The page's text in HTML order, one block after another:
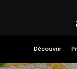
Découvrir